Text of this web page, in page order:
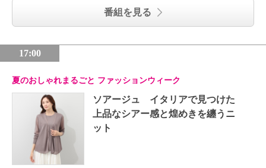
番組を見る
17:00
夏のおしゃれまるごと ファッションウィーク
ソアージュ イタリアで見つけた
上品なシアー感と煌めきを纏うニ
ット